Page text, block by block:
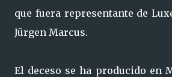
que fuera representante de
Jürgen Marcus.
El deceso se ha producido en